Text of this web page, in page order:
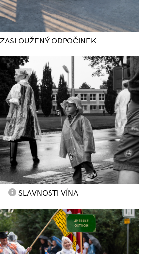
ZASLOUŽENÝ ODPOČINEK
SLAVNOSTI VÍNA